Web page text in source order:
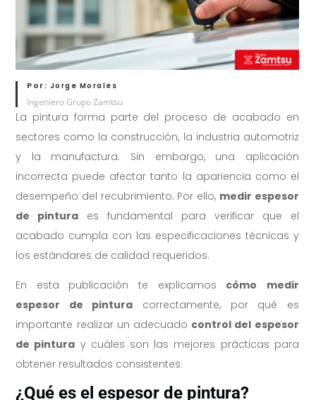
Por: Jorge Morales
Ingeniero Grupo Zamtsu
La pintura forma parte del proceso de acabado en
sectores como la construcción, la industria automotriz
y la manufactura. Sin embargo, una aplicación
incorrecta puede afectar tanto la apariencia como el
desempeño del recubrimiento. Por ello, medir espesor
de pintura es fundamental para verificar que el
acabado cumpla con las especificaciones técnicas y
los estándares de calidad requeridos.
En esta publicación te explicamos cómo
medir
espesor de pintura correctamente, por qué es
importante realizar un adecuado control del espesor
de pintura y cuáles son las mejores prácticas para
obtener resultados consistentes.
¿Qué es el espesor de pintura?